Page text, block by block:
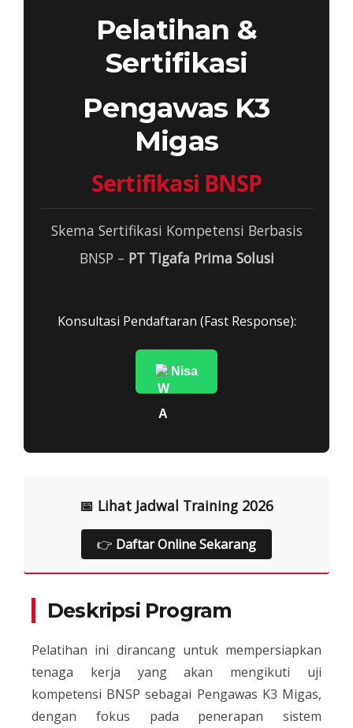
Pelatihan &
Sertifikasi
Pengawas K3
Migas
Sertifikasi BNSP
Skema Sertifikasi Kompetensi Berbasis
BNSP – PT Tigafa Prima Solusi
Konsultasi Pendaftaran (Fast Response):
Nisa
📅 Lihat Jadwal Training 2026
👉 Daftar Online Sekarang
Deskripsi Program
Pelatihan ini dirancang untuk mempersiapkan
tenaga kerja yang akan mengikuti uji
kompetensi BNSP sebagai Pengawas K3 Migas,
dengan fokus pada penerapan sistem